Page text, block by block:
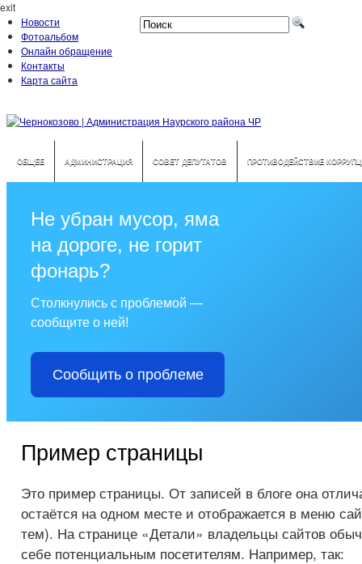
exit
Новости
Фотоальбом
Онлайн обращение
Контакты
Карта сайта
ОБЩЕЕ АДМИНИСТРАЦИЯ СОВЕТ ДЕПУТАТОВ ПРОТИВОДЕЙСТВИЕ
Не убран мусор, яма
на дороге, не горит
фонарь?
Столкнулись с проблемой —
сообщите о ней!
Сообщить о проблеме
Пример страницы
Это пример страницы. От записей в блоге она
остаётся на одном месте и отображается в меню
тем). На странице «Детали» владельцы сайтов
себе потенциальным посетителям. Например, так: